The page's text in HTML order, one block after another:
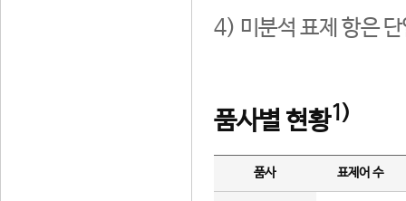
4) 미분석 표제 항은
품사별 현황1)
품사 표제어 수